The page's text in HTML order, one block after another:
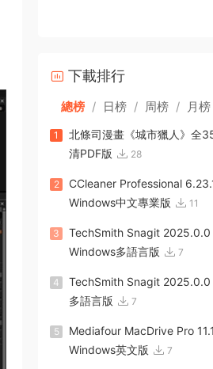
下載排行
總榜 / 日榜 / 周榜 / 月榜
1
北條司漫畫《城市獵人》全
清PDF版
28
2
CCleaner Professional
Windows中文專業版
11
3
TechSmith Snagit
Windows多語言版
7
4
TechSmith Snagit
多語言版
7
5
Mediafour MacDrive Pro
Windows英文版
7